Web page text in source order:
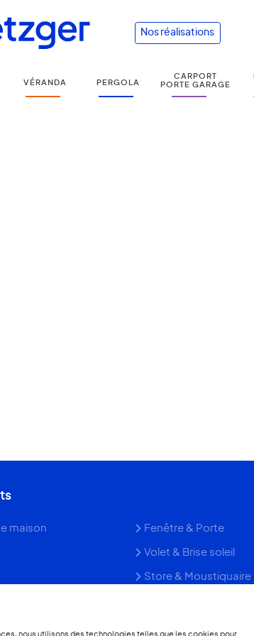
nous utilisons des technologies telles que les cookies pour
Nos réalisations
VÉRANDA PERGOLA
CARPORT
PORTE GARAGE
maison Fenêtre & Porte
Volet & Brise soleil
Store & Moustiquaire